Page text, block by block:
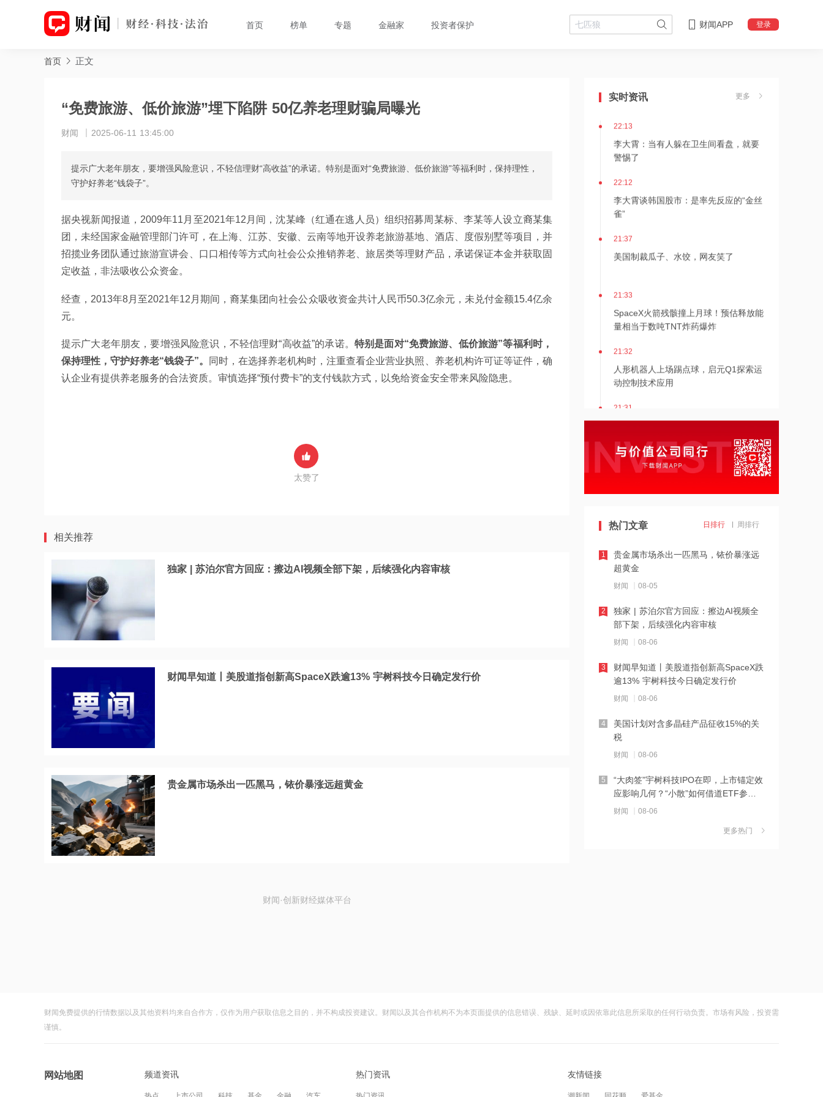
首页 榜单 专题 金融家 投资者保护 财闻APP 登录
首页 正文
“免费旅游、低价旅游”埋下陷阱 50亿养老理财骗局曝光
财闻 2025-06-11 13:45:00
提示广大老年朋友，要增强风险意识，不轻信理财“高收益”的承诺。特别是面对“免费旅游、低价旅游”等福利时，保持理性，
守护好养老“钱袋子”。
据央视新闻报道，2009年11月至2021年12月间，沈某峰（红通在逃人员）组织招募周某标、李某等人设立裔某集
团，未经国家金融管理部门许可，在上海、江苏、安徽、云南等地开设养老旅游基地、酒店、度假别墅等项目，并
招揽业务团队通过旅游宣讲会、口口相传等方式向社会公众推销养老、旅居类等理财产品，承诺保证本金并获取固
定收益，非法吸收公众资金。
经查，2013年8月至2021年12月期间，裔某集团向社会公众吸收资金共计人民币50.3亿余元，未兑付金额15.4亿余
元。
提示广大老年朋友，要增强风险意识，不轻信理财“高收益”的承诺。 特别是面对“免费旅游、低价旅游”等福利时，
保持理性，守护好养老“钱袋子”。
同时，在选择养老机构时，注重查看企业营业执照、养老机构许可证等证件，确
认企业有提供养老服务的合法资质。审慎选择“预付费卡”的支付钱款方式，以免给资金安全带来风险隐患。
太赞了
相关推荐
独家 | 苏泊尔官方回应：擦边AI视频全部下架，后续强化内容审核
财闻早知道丨美股道指创新高SpaceX跌逾13% 宇树科技今日确定发行价
贵金属市场杀出一匹黑马，铱价暴涨远超黄金
财闻·创新财经媒体平台
实时资讯 更多
22:13
李大霄：当有人躲在卫生间看盘，就要
警惕了
22:12
李大霄谈韩国股市：是率先反应的“金丝
雀”
21:37
美国制裁瓜子、水饺，网友笑了
21:33
SpaceX火箭残骸撞上月球！预估释放能
量相当于数吨TNT炸药爆炸
21:32
人形机器人上场踢点球，启元Q1探索运
动控制技术应用
21:31
Mirendil与谷歌云签订超1亿美元合同，
21:30
依顿电子：拟与一元航天共同组建印制
东吴证券国际首予海清智元“买入”评
21:27
西部数据、闪迪、SK海力士盘前集体暴
21:23
北证龙虎榜丨5股上榜，森合高科龙虎榜
21:18
台风“白海豚”逼近华东沿海 多部门会商
21:17
摩根大通增持安井食品约4.91万股 每股
21:16
摩根大通增持天岳先进27.46万股 每股
热门文章 日排行 周排行
贵金属市场杀出一匹黑马，铱价暴涨远
超黄金
财闻 08-05
1
独家 | 苏泊尔官方回应：擦边AI视频全
部下架，后续强化内容审核
财闻 08-06
2
财闻早知道丨美股道指创新高SpaceX跌
逾13% 宇树科技今日确定发行价
财闻 08-06
3
美国计划对含多晶硅产品征收15%的关
税
财闻 08-06
4
“大肉签”宇树科技IPO在即，上市锚定效
应影响几何？“小散”如何借道ETF参
与？
财闻 08-06
5
茉莉奶白陷降薪罗生门，当事人称：公
陆A股
财闻 08-06
更多热门
财闻免费提供的行情数据以及其他资料均来自合作方，仅作为用户获取信息之目的，并不构成投资建议。财闻以及其合作机构不为本页面提供的信息错误、残缺、延时或因依靠此信息所采取的任何行动负责。市场有风险，投资需
谨慎。
网站地图 频道资讯 热门资讯 友情链接